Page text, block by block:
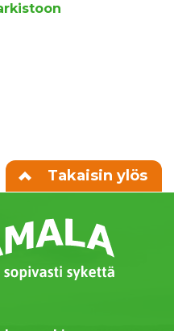
Takaisin ylös